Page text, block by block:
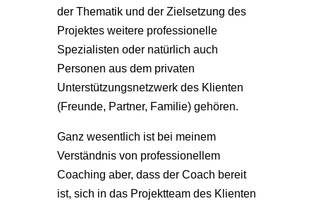
der Thematik und der Zielsetzung des
Projektes weitere professionelle
Spezialisten oder natürlich auch
Personen aus dem privaten
Unterstützungsnetzwerk des Klienten
(Freunde, Partner, Familie) gehören.
Ganz wesentlich ist bei meinem
Verständnis von professionellem
Coaching aber, dass der Coach bereit
ist, sich in das Projektteam des Klienten